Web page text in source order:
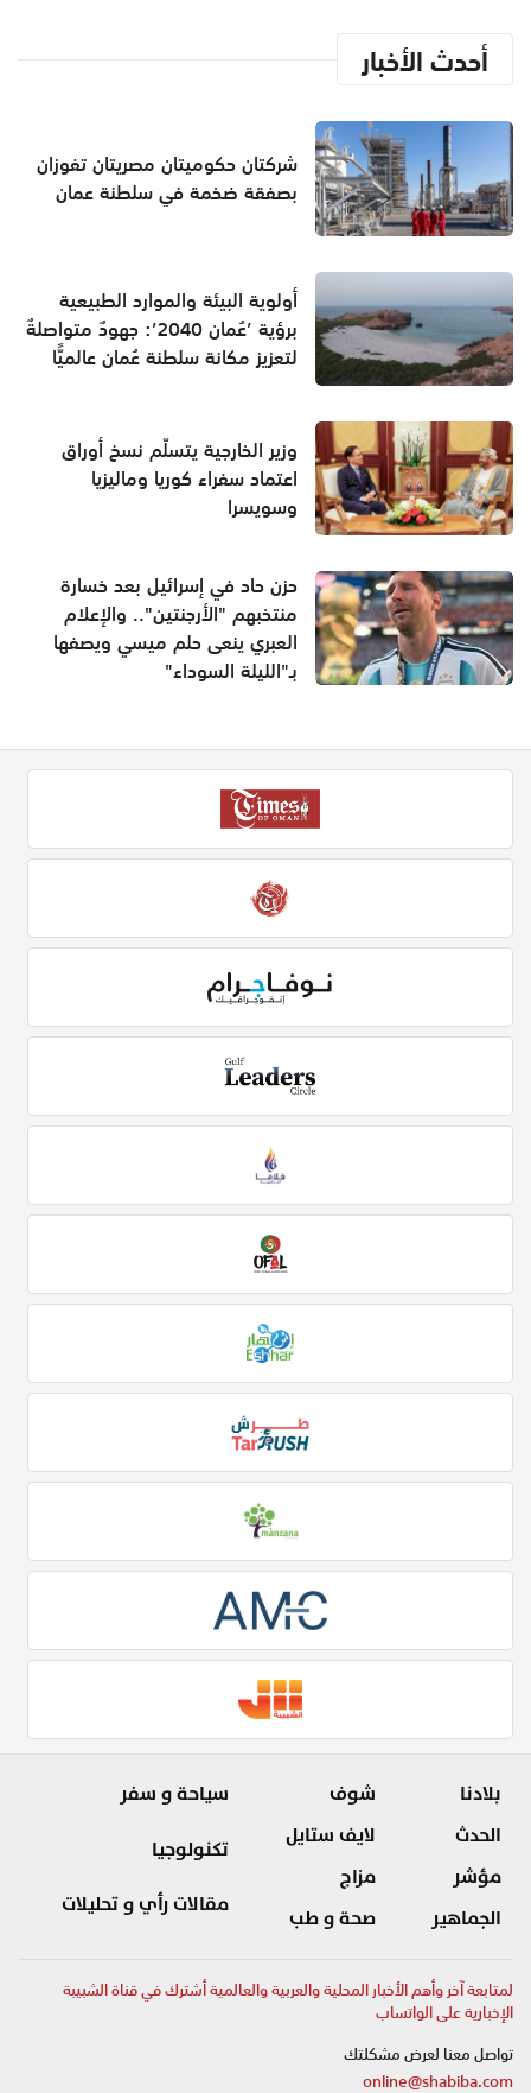
أحدث الأخبار
شركتان حكوميتان مصريتان تفوزان
بصفقة ضخمة في سلطنة عمان
أولوية البيئة والموارد الطبيعية
برؤية ’عُمان 2040’: جهودٌ متواصلةٌ
لتعزيز مكانة سلطنة عُمان عالميًّا
وزير الخارجية يتسلّم نسخ أوراق
اعتماد سفراء كوريا وماليزيا
وسويسرا
حزن حاد في إسرائيل بعد خسارة
منتخبهم "الأرجنتين".. والإعلام
العبري ينعى حلم ميسي ويصفها
بـ"الليلة السوداء"
بلادنا
الحدث
مؤشر
الجماهير
شوف
لايف ستايل
مزاج
صحة و طب
سياحة و سفر
تكنولوجيا
مقالات رأي و تحليلات
لمتابعة آخر وأهم الأخبار المحلية والعربية والعالمية أشترك في قناة الشبيبة
الإخبارية على الواتساب
تواصل معنا لعرض مشكلتك
online@shabiba.com